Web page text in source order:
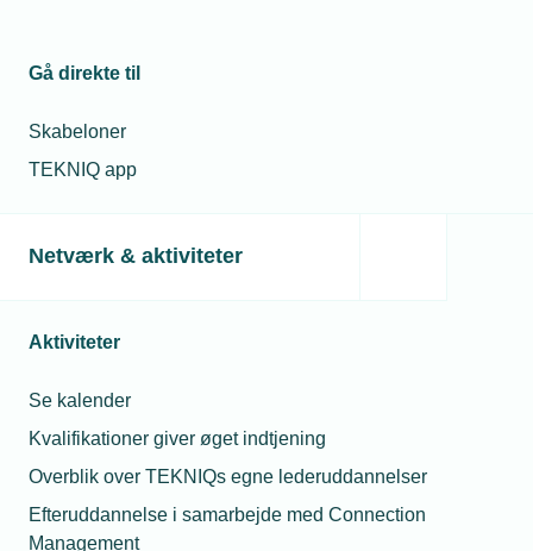
Gå direkte til
Skabeloner
TEKNIQ app
Netværk & aktiviteter
Aktiviteter
Se kalender
Kvalifikationer giver øget indtjening
Overblik over TEKNIQs egne lederuddannelser
Efteruddannelse i samarbejde med Connection
Management
Uforløst varmepumpe-potentiale i mange kommuner
Ca. 400.000 bygninger skal i de kommende år have
skrottet deres nuværende olie- eller naturgasfyr til fordel for
fjernvarme eller varmepumpe. Men rigtigt mange